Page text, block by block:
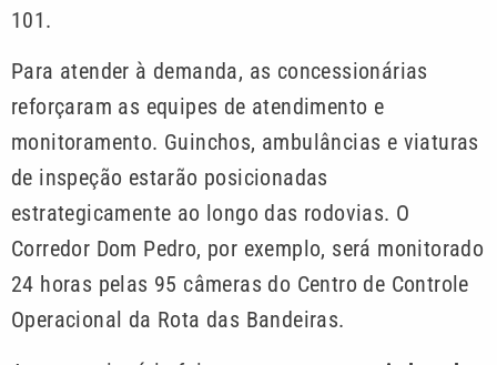
101.
Para atender à demanda, as concessionárias
reforçaram as equipes de atendimento e
monitoramento. Guinchos, ambulâncias e viaturas
de inspeção estarão posicionadas
estrategicamente ao longo das rodovias. O
Corredor Dom Pedro, por exemplo, será monitorado
24 horas pelas 95 câmeras do Centro de Controle
Operacional da Rota das Bandeiras.